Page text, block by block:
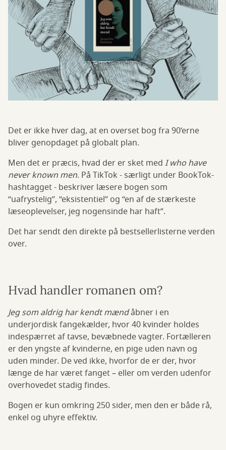
Det er ikke hver dag, at en overset bog fra 90’erne
bliver genopdaget på globalt plan.
Men det er præcis, hvad der er sket med I who have
never known men. På TikTok - særligt under BookTok-
hashtagget - beskriver læsere bogen som
“uafrystelig”, “eksistentiel” og “en af de stærkeste
læseoplevelser, jeg nogensinde har haft”.
Det har sendt den direkte på bestsellerlisterne verden
over.
Hvad handler romanen om?
Jeg som aldrig har kendt mændåbner i en
underjordisk fangekælder, hvor 40 kvinder holdes
indespærret af tavse, bevæbnede vagter. Fortælleren
er den yngste af kvinderne, en pige uden navn og
uden minder. De ved ikke, hvorfor de er der, hvor
længe de har været fanget – eller om verden udenfor
overhovedet stadig findes.
Bogen er kun omkring 250 sider, men den er både rå,
enkel og uhyre effektiv.